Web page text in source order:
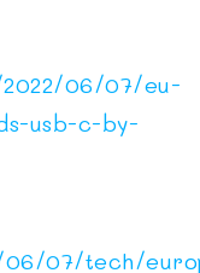
06/07/eu-
usb-c-by-
06/07/tech/